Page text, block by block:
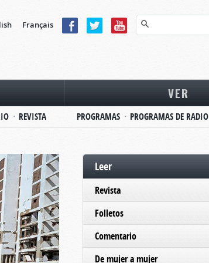
Français
REVISTA
VER
PROGRAMAS PROGRAMAS DE RADIO
Leer
Revista
Folletos
Comentario
De mujer a mujer